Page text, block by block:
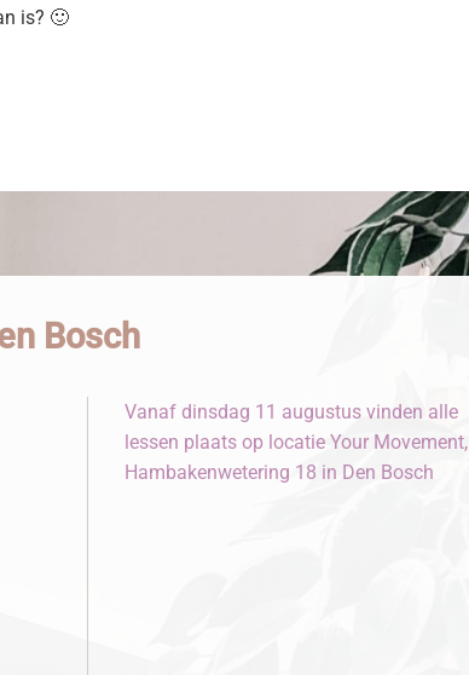
is? 🙂
Bosch
Vanaf dinsdag 11 augustus vinden alle
lessen plaats op locatie Your Movement,
Hambakenwetering 18 in Den Bosch